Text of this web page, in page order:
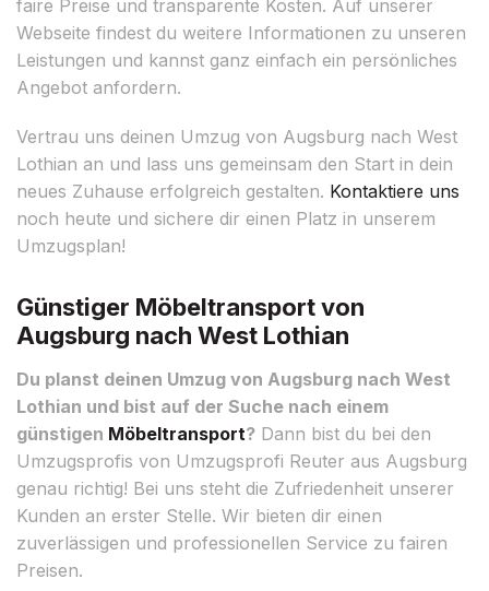
faire Preise und transparente Kosten. Auf unserer
Webseite findest du weitere Informationen zu unseren
Leistungen und kannst ganz einfach ein persönliches
Angebot anfordern.
Vertrau uns deinen Umzug von Augsburg nach West
Lothian an und lass uns gemeinsam den Start in dein
neues Zuhause erfolgreich gestalten. Kontaktiere uns
noch heute und sichere dir einen Platz in unserem
Umzugsplan!
Günstiger Möbeltransport von
Augsburg nach West Lothian
Du planst deinen Umzug von Augsburg nach West
Lothian und bist auf der Suche nach einem
günstigen Möbeltransport? Dann bist du bei den
Umzugsprofis von Umzugsprofi Reuter aus Augsburg
genau richtig! Bei uns steht die Zufriedenheit unserer
Kunden an erster Stelle. Wir bieten dir einen
zuverlässigen und professionellen Service zu fairen
Preisen.